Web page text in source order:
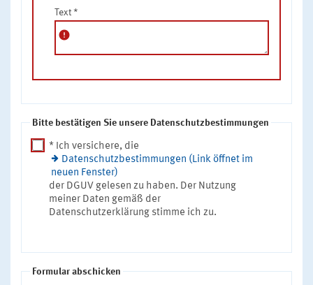
Text *
error
Bitte bestätigen Sie unsere Datenschutzbestimmungen
* Ich versichere, die
Datenschutzbestimmungen (Link öffnet im
neuen Fenster)
der DGUV gelesen zu haben. Der Nutzung
meiner Daten gemäß der
Datenschutzerklärung stimme ich zu.
Formular abschicken